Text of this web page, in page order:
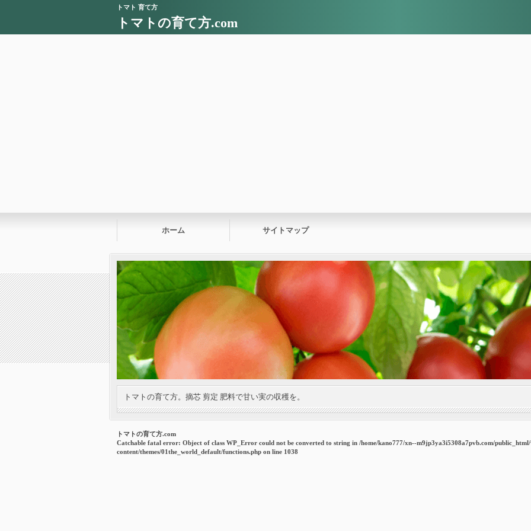
トマト 育て方
トマトの育て方.com
ホーム サイトマップ
トマトの育て方。摘芯 剪定 肥料で甘い実の収穫を。
トマトの育て方.com
Catchable fatal error: Object of class WP_Error could not be converted to string in /home/kano777/xn--m9jp3ya3i5308a7pvb.com/
content/themes/01the_world_default/functions.php on line 1038